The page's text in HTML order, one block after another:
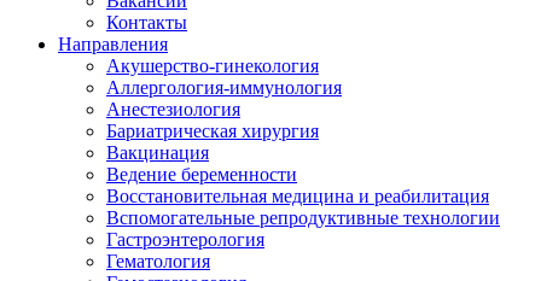
Контакты
Направления
Акушерство-гинекология
Аллергология-иммунология
Анестезиология
Бариатрическая хирургия
Вакцинация
Ведение беременности
Восстановительная медицина и реабилитация
Вспомогательные репродуктивные технологии
Гастроэнтерология
Гематология